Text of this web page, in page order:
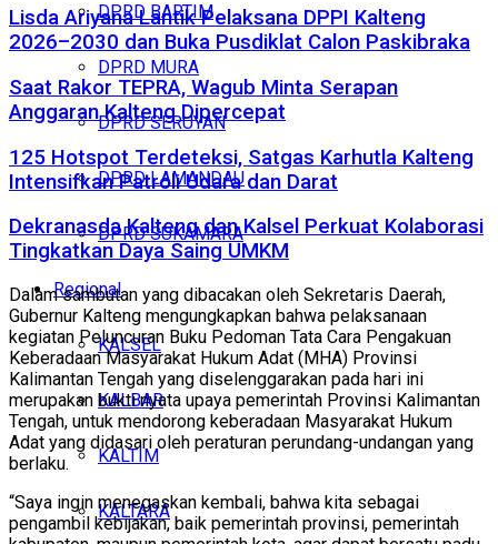
DPRD BARTIM
DPRD MURA
DPRD SERUYAN
DPRD LAMANDAU
DPRD SUKAMARA
Regional
KALSEL
KALBAR
KALTIM
KALTARA
Lisda Ariyana Lantik Pelaksana DPPI Kalteng
2026–2030 dan Buka Pusdiklat Calon Paskibraka
Saat Rakor TEPRA, Wagub Minta Serapan
Anggaran Kalteng Dipercepat
125 Hotspot Terdeteksi, Satgas Karhutla Kalteng
Intensifkan Patroli Udara dan Darat
Dekranasda Kalteng dan Kalsel Perkuat Kolaborasi
Tingkatkan Daya Saing UMKM
Dalam sambutan yang dibacakan oleh Sekretaris Daerah,
Gubernur Kalteng mengungkapkan bahwa pelaksanaan
kegiatan Peluncuran Buku Pedoman Tata Cara Pengakuan
Keberadaan Masyarakat Hukum Adat (MHA) Provinsi
Kalimantan Tengah yang diselenggarakan pada hari ini
merupakan bukti nyata upaya pemerintah Provinsi Kalimantan
Tengah, untuk mendorong keberadaan Masyarakat Hukum
Adat yang didasari oleh peraturan perundang-undangan yang
berlaku.
“Saya ingin menegaskan kembali, bahwa kita sebagai
pengambil kebijakan, baik pemerintah provinsi, pemerintah